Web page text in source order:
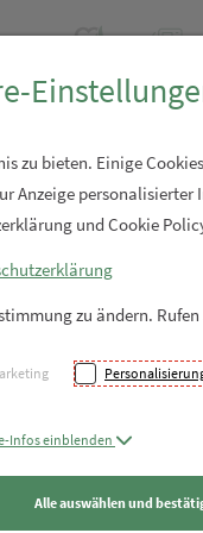
zu bieten. Einige
Anzeige
und Cookie
zu ändern.
Infos einblenden
Alle auswählen und